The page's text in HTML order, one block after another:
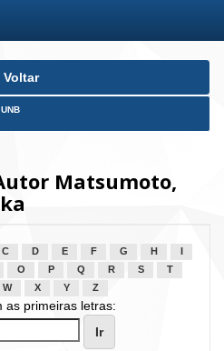
Voltar
Matsumoto,
C D E F G H
O P Q R S
T
W X Y Z
as primeiras letras: